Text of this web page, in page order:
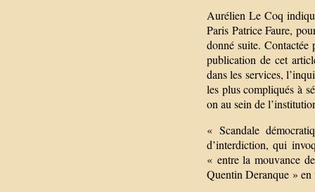
Aurélien Le Coq
Paris Patrice Faure,
donné suite. Contactée
publication de cet
dans les services,
les plus compliqués à
on au sein de
« Scandale
d’interdiction, qui
« entre la mouvance
Quentin Deranque »